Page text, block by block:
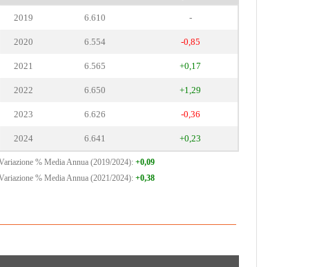
2019 6.610 -
2020 6.554 -0,85
2021 6.565 +0,17
2022 6.650 +1,29
2023 6.626 -0,36
2024 6.641 +0,23
% Media Annua (2019/2024): +0,09
% Media Annua (2021/2024): +0,38